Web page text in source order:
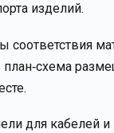
изделий.
для кабелей